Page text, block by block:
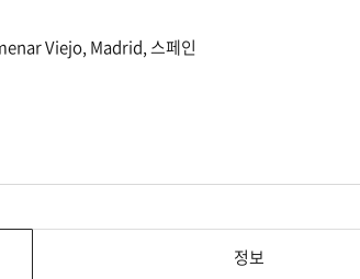
Viejo, Madrid, 스페인
정보